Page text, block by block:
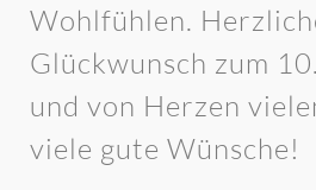
Wohlfühlen.
Glückwunsch zum
und von Herzen
viele gute Wünsche!